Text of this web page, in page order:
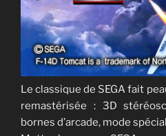
Le classique de SEGA fait
remastérisée : 3D
bornes d’arcade, mode